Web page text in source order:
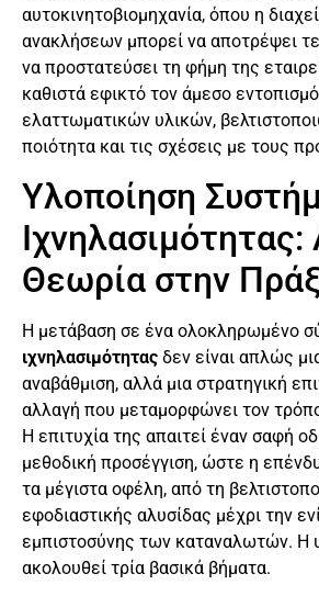
αυτοκινητοβιομηχανία, όπου η
ανακλήσεων μπορεί να αποτρέψει
να προστατεύσει τη φήμη της
καθιστά εφικτό τον άμεσο
ελαττωματικών υλικών,
ποιότητα και τις σχέσεις με τους
Υλοποίηση
Θεωρία στην
Η μετάβαση σε ένα ολοκληρωμένο
ιχνηλασιμότητας δεν είναι απλώς
αναβάθμιση, αλλά μια στρατηγική
αλλαγή που μεταμορφώνει τον
Η επιτυχία της απαιτεί έναν σαφή
μεθοδική προσέγγιση, ώστε η
τα μέγιστα οφέλη, από τη
εφοδιαστικής αλυσίδας μέχρι την
εμπιστοσύνης των καταναλωτών. Η
ακολουθεί τρία βασικά βήματα.